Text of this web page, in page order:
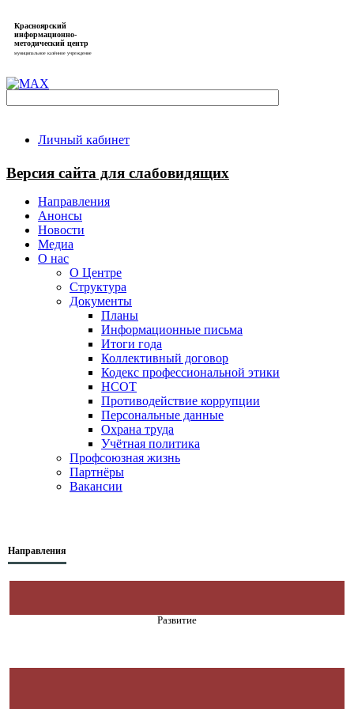
Красноярский
информационно-
методический центр
муниципальное казённое учреждение
Личный кабинет
Версия сайта для слабовидящих
Направления
Анонсы
Новости
Медиа
О нас
О Центре
Структура
Документы
Планы
Информационные письма
Итоги года
Коллективный договор
Кодекс профессиональной этики
НСОТ
Противодействие коррупции
Персональные данные
Охрана труда
Учётная политика
Профсоюзная жизнь
Партнёры
Вакансии
Направления
Развитие